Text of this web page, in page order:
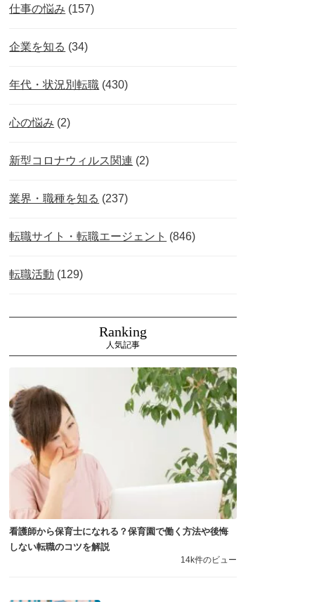
仕事の悩み (157)
企業を知る (34)
年代・状況別転職 (430)
心の悩み (2)
新型コロナウィルス関連 (2)
業界・職種を知る (237)
転職サイト・転職エージェント (846)
転職活動 (129)
Ranking
人気記事
看護師から保育士になれる？保育園で働く方法や後悔
しない転職のコツを解説
14k件のビュー